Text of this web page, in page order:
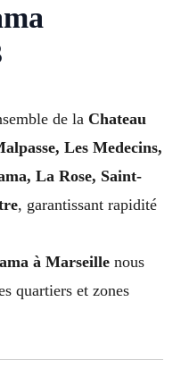
de la Chateau
Les Medecins,
La Rose, Saint-
, garantissant rapidité
à Marseille nous
quartiers et zones